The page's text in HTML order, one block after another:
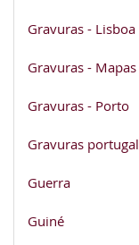
Gravuras - Lisboa
Gravuras - Mapas
Gravuras - Porto
Gravuras portugal
Guerra
Guiné